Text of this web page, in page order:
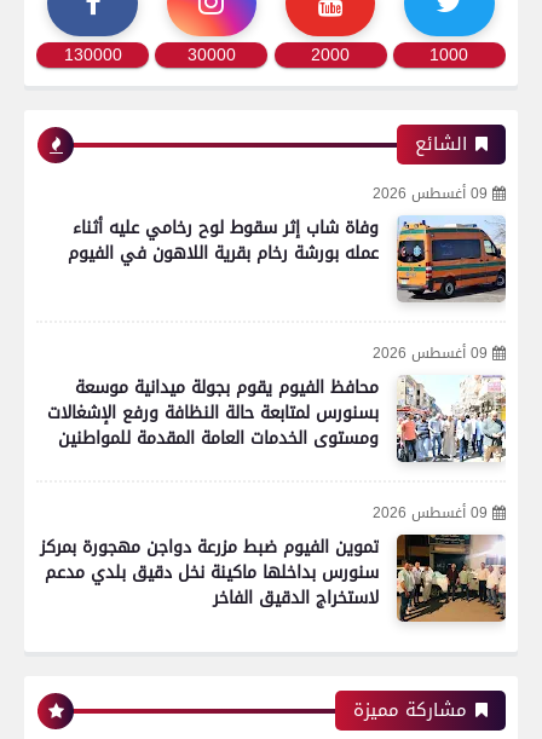
1000
2000
30000
130000
الشائع
09 أغسطس 2026
وفاة شاب إثر سقوط لوح رخامي عليه أثناء
عمله بورشة رخام بقرية اللاهون في الفيوم
09 أغسطس 2026
محافظ الفيوم يقوم بجولة ميدانية موسعة
بسنورس لمتابعة حالة النظافة ورفع الإشغالات
ومستوى الخدمات العامة المقدمة للمواطنين
09 أغسطس 2026
تموين الفيوم ضبط مزرعة دواجن مهجورة بمركز
سنورس بداخلها ماكينة نخل دقيق بلدي مدعم
لاستخراج الدقيق الفاخر
مشاركة مميزة